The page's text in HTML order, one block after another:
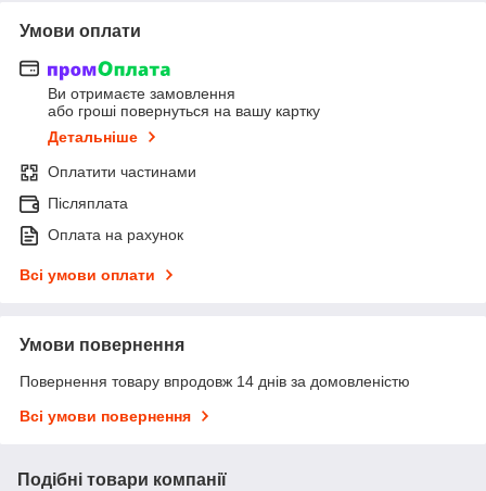
Умови оплати
Ви отримаєте замовлення
або гроші повернуться на вашу картку
Детальніше
Оплатити частинами
Післяплата
Оплата на рахунок
Всі умови оплати
Умови повернення
Повернення товару впродовж 14 днів за домовленістю
Всі умови повернення
Подібні товари компанії